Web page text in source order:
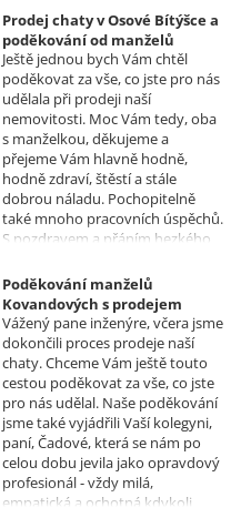
Prodej chaty v Osové Bítýšce a
poděkování od manželů
Kovandových
Realizoval makléř: Sylva
Čadová
Ještě jednou bych Vám chtěl
poděkovat za vše, co jste pro nás
udělala při prodeji naší
nemovitosti. Moc Vám tedy, oba
s manželkou, děkujeme a
přejeme Vám hlavně hodně,
hodně zdraví, štěstí a stále
dobrou náladu. Pochopitelně
také mnoho pracovních úspěchů.
S pozdravem a přáním hezkého
Poděkování manželů
Kovandových s prodejem
chaty v Osové Bítýšce
Realizoval makléř: David
Vašíček
Vážený pane inženýre, včera jsme
dokončili proces prodeje naší
chaty. Chceme Vám ještě touto
cestou poděkovat za vše, co jste
pro nás udělal. Naše poděkování
jsme také vyjádřili Vaší kolegyni,
paní, Čadové, která se nám po
celou dobu jevila jako opravdový
profesionál - vždy milá,
empatická a ochotná kdykoli